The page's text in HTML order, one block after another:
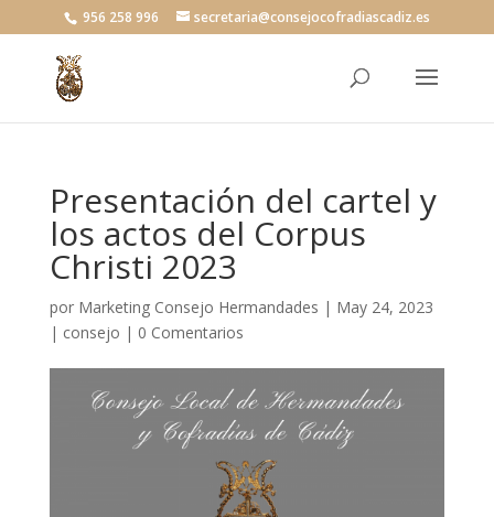
956 258 996 secretaria@consejocofradiascadiz.es
Presentación del cartel y
los actos del Corpus
Christi 2023
por Marketing Consejo Hermandades | May 24, 2023
| consejo | 0 Comentarios